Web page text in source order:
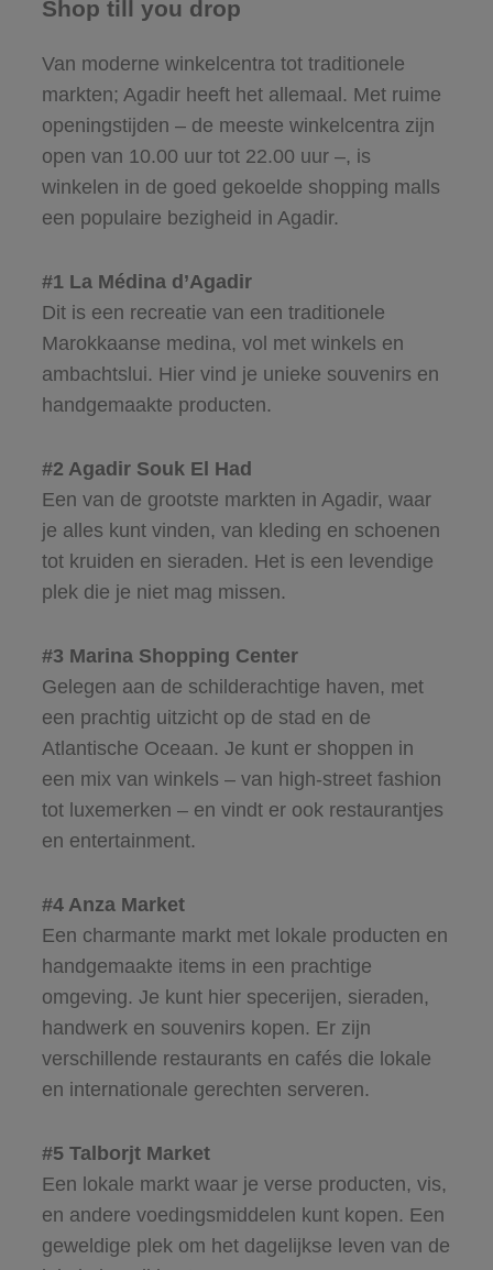
Shop till you drop
Van moderne winkelcentra tot traditionele
markten; Agadir heeft het allemaal. Met ruime
openingstijden – de meeste winkelcentra zijn
open van 10.00 uur tot 22.00 uur –, is
winkelen in de goed gekoelde shopping malls
een populaire bezigheid in Agadir.
#1 La Médina d’Agadir
Dit is een recreatie van een traditionele
Marokkaanse medina, vol met winkels en
ambachtslui. Hier vind je unieke souvenirs en
handgemaakte producten.
#2 Agadir Souk El Had
Een van de grootste markten in Agadir, waar
je alles kunt vinden, van kleding en schoenen
tot kruiden en sieraden. Het is een levendige
plek die je niet mag missen.
#3 Marina Shopping Center
Gelegen aan de schilderachtige haven, met
een prachtig uitzicht op de stad en de
Atlantische Oceaan. Je kunt er shoppen in
een mix van winkels – van high-street fashion
tot luxemerken – en vindt er ook restaurantjes
en entertainment.
#4 Anza Market
Een charmante markt met lokale producten en
handgemaakte items in een prachtige
omgeving. Je kunt hier specerijen, sieraden,
handwerk en souvenirs kopen. Er zijn
verschillende restaurants en cafés die lokale
en internationale gerechten serveren.
#5 Talborjt Market
Een lokale markt waar je verse producten, vis,
en andere voedingsmiddelen kunt kopen. Een
geweldige plek om het dagelijkse leven van de